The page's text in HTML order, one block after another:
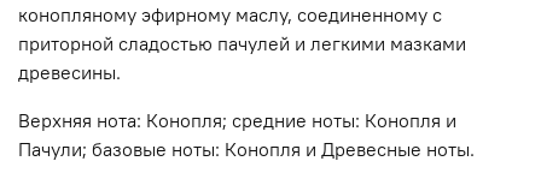
конопляному эфирному маслу, соединенному с
приторной сладостью пачулей и легкими мазками
древесины.
Верхняя нота: Конопля; средние ноты: Конопля и
Пачули; базовые ноты: Конопля и Древесные ноты.